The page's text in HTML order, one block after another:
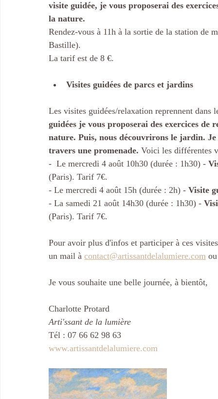
visite guidée, je vous proposerai des
la nature.
Rendez-vous à 11h à la sortie de la station
Bastille).
La tarif est de 8 €.
Visites guidées de parcs et jardins
Les visites guidées/relaxation reprennent dans
guidées je vous proposerai des exercices
nature. Puis, nous découvrirons le jardin.
travers une promenade. Voici les différentes
-  Le mercredi 4 août 10h30 (durée : 1h30) -
(Paris). Tarif 7€.
- Le mercredi 4 août 15h (durée : 2h) - Visite
- La samedi 21 août 14h30 (durée : 1h30) -
(Paris). Tarif 7€.
Pour avoir plus d'infos et participer à ces
un mail à contact@artissantdelalumiere.com
Je vous souhaite une belle journée, à bientôt,
Charlotte Protard
Arti'ssant de la lumière
Tél : 07 66 62 98 63
www.artissantdelalumiere.com